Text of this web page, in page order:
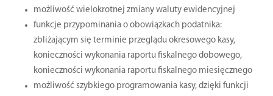
możliwość wielokrotnej zmiany waluty ewidencyjnej
funkcje przypominania o obowiązkach podatnika:
zbliżającym się terminie przeglądu okresowego kasy,
konieczności wykonania raportu fiskalnego dobowego,
konieczności wykonania raportu fiskalnego miesięcznego
możliwość szybkiego programowania kasy, dzięki funkcji